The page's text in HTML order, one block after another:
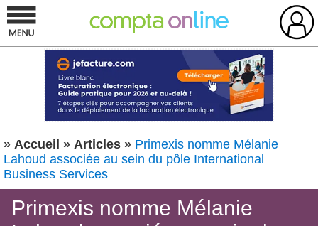
» Accueil » Articles » Primexis nomme Mélanie
Lahoud associée au sein du pôle International
Business Services
Primexis nomme Mélanie